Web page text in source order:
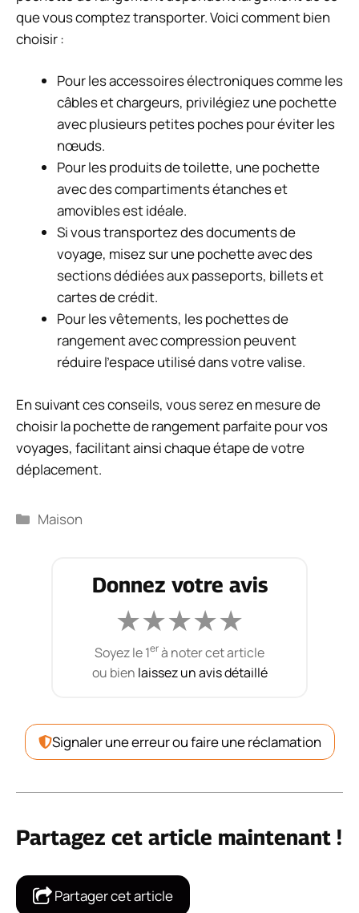
que vous comptez transporter. Voici comment bien
choisir :
Pour les accessoires électroniques comme les
câbles et chargeurs, privilégiez une pochette
avec plusieurs petites poches pour éviter les
nœuds.
Pour les produits de toilette, une pochette
avec des compartiments étanches et
amovibles est idéale.
Si vous transportez des documents de
voyage, misez sur une pochette avec des
sections dédiées aux passeports, billets et
cartes de crédit.
Pour les vêtements, les pochettes de
rangement avec compression peuvent
réduire l’espace utilisé dans votre valise.
En suivant ces conseils, vous serez en mesure de
choisir la pochette de rangement parfaite pour vos
voyages, facilitant ainsi chaque étape de votre
déplacement.
Catégories
Maison
Donnez votre avis
★★★★★
Soyez le 1erà noter cet article
ou bien laissez un avis détaillé
Signaler une erreur ou faire une réclamation
Partagez cet article maintenant !
Partager cet article